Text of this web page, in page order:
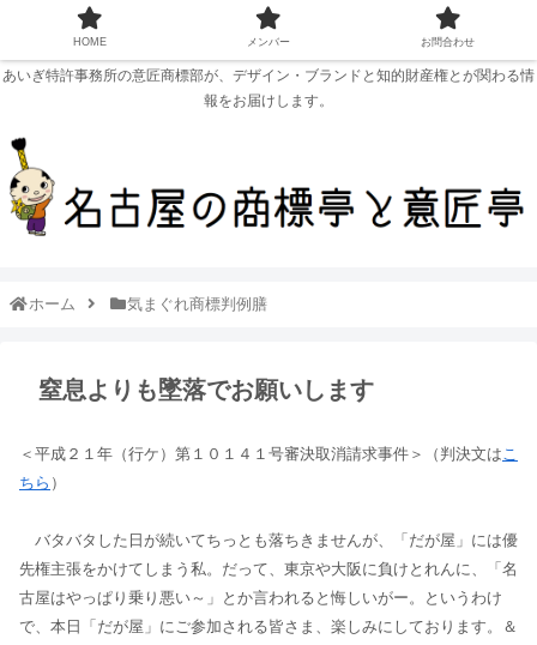
あいぎ特許事務所の意匠商標部が、デザイン・ブランドと知的財産権とが関わる情
報をお届けします。
ホーム 気まぐれ商標判例膳
窒息よりも墜落でお願いします
＜平成２１年（行ケ）第１０１４１号審決取消請求事件＞（判決文はこ
ちら ）
バタバタした日が続いてちっとも落ちきませんが、「だが屋」には優
先権主張をかけてしまう私。だって、東京や大阪に負けとれんに、「名
古屋はやっぱり乗り悪い～」とか言われると悔しいがー。というわけ
で、本日「だが屋」にご参加される皆さま、楽しみにしております。＆
HOME メンバー お問合わせ